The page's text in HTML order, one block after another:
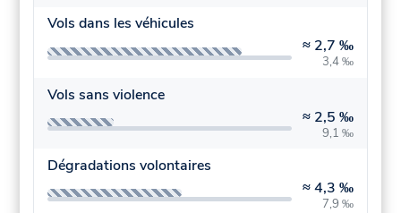
Vols dans les véhicules
≈ 2,7 ‰
3,4 ‰
Vols sans violence
≈ 2,5 ‰
9,1 ‰
Dégradations volontaires
≈4,3 ‰
7,9 ‰